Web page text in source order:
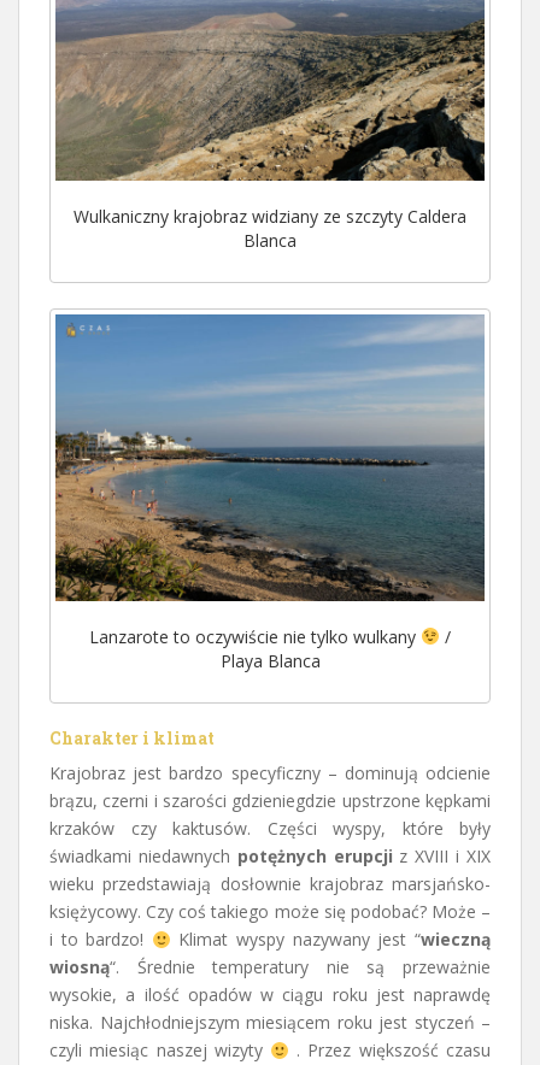
Wulkaniczny krajobraz widziany ze szczyty Caldera
Blanca
Lanzarote to oczywiście nie tylko wulkany
/
Playa Blanca
Charakter i klimat
Krajobraz jest bardzo specyficzny – dominują odcienie
brązu, czerni i szarości gdzieniegdzie upstrzone kępkami
krzaków czy kaktusów. Części wyspy, które były
świadkami niedawnych potężnych erupcji z XVIII i XIX
wieku przedstawiają dosłownie krajobraz marsjańsko-
księżycowy. Czy coś takiego może się podobać? Może –
i to bardzo!
Klimat wyspy nazywany jest “wieczną
wiosną“. Średnie temperatury nie są przeważnie
wysokie, a ilość opadów w ciągu roku jest naprawdę
niska. Najchłodniejszym miesiącem roku jest styczeń –
czyli miesiąc naszej wizyty
. Przez większość czasu